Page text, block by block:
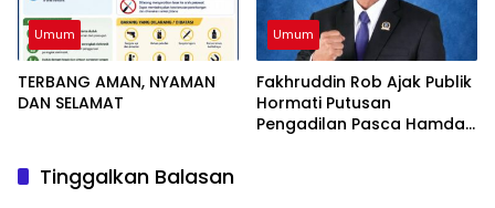
Umum
TERBANG AMAN, NYAMAN
DAN SELAMAT
Umum
Fakhruddin Rob Ajak Publik
Hormati Putusan
Pengadilan Pasca Hamdan
Tinggalkan Balasan